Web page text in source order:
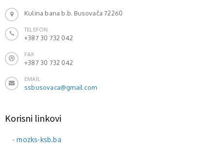
Kulina bana b.b. Busovača 72260
TELEFON
+387 30 732 042
FAX
+387 30 732 042
EMAIL
ssbusovaca@gmail.com
Korisni linkovi
- mozks-ksb.ba